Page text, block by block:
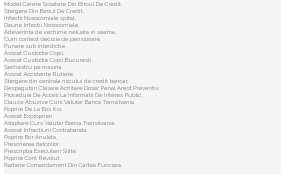
Model Cerere Scoatere Din Biroul De Credit,
Stergere Din Biroul De Credit,
Infectii Nosocomiale spital,
Daune Infectii Nosocomiale,
Adeverinta de vechime neluata in seama,
Cum contest decizia de pensionare,
Punere sub interdictie,
Avocat Custodie Copil,
Avocat Custodie Copil Bucuresti,
Sechestru pe masina,
Avocat Accidente Rutiere,
Stergere din centrala riscului de credit bancar,
Despagubiri Clasare Achitare Dosar Penal Arest Preventiv,
Procedura De Acces La Informatii De Interes Public,
Clauze Abuzive Curs Valutar Banca Transilvania,
Poprire De La Eos Ksi,
Avocat Exproprieri,
Adaptare Curs Valutar Banca Transilvania,
Avocat Infractiuni Contrabanda,
Poprire Bcr Anulata,
Prescrierea datoriilor,
Prescriptia Executarii Silite,
Poprire Cont Revolut,
Radiere Comandament Din Cartea Funciara,